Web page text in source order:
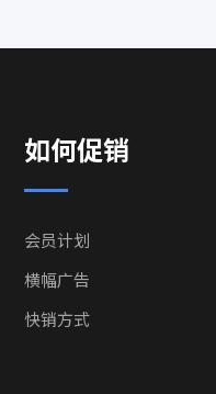
如何促销
会员计划
横幅广告
快销方式